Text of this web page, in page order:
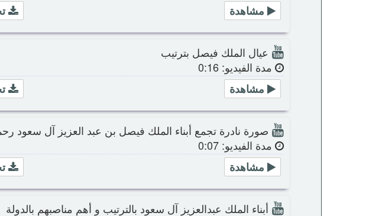
مشاهدة
عيال الملك فيصل بترتيب
مدة الفيديو: 0:16
مشاهدة
صورة نادرة تجمع أبناء الملك فيصل بن عبد العزيز آل سعود
مدة الفيديو: 0:07
مشاهدة
أبناء الملك عبدالعزيز آل سعود بالترتيب و أهم مناصبهم بالدولة